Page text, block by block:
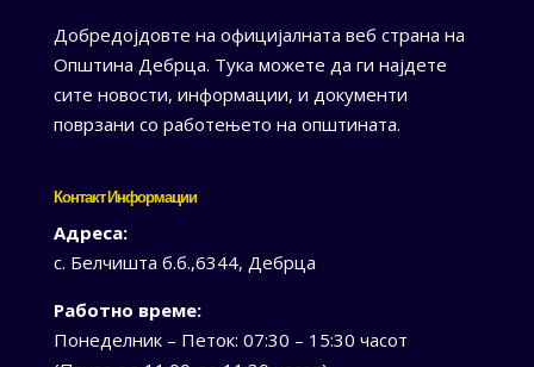
Добредојдовте на официјалната веб страна на
Општина Дебрца. Тука можете да ги најдете
сите новости, информации, и документи
поврзани со работењето на општината.
Контакт Информации
Адреса:
с. Белчишта б.б.,6344, Дебрца
Работно време:
Понеделник – Петок: 07:30 – 15:30 часот